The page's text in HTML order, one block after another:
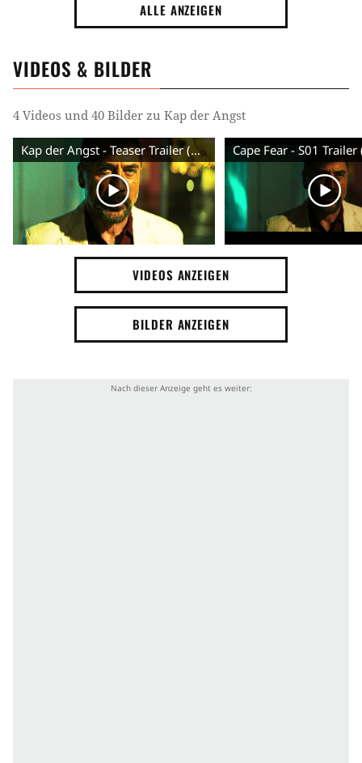
ALLE ANZEIGEN
VIDEOS & BILDER
4 Videos und 40 Bilder zu Kap der Angst
Kap der Angst - Teaser Trailer (Deutsch) HD
VIDEOS ANZEIGEN
BILDER ANZEIGEN